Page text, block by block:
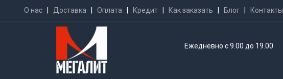
О нас Доставка |Оплата Кредит Как заказать Блог Контакты
Ежедневно с 9.00 до 19.00